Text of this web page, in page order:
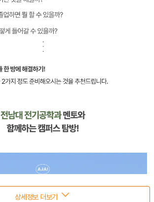
상세정보 더보기